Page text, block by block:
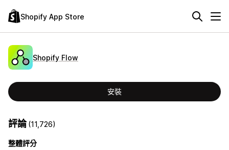
Shopify App Store
Shopify Flow
安裝
評論(11,726)
整體評分